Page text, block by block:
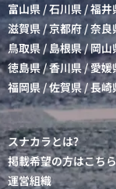
富山県 /石川県 /福井
滋賀県/京都府/奈良
鳥取県 / 島根県/岡山
徳島県/香川県/愛媛
福岡県 /佐賀県 /長崎
スナカラとは?
掲載希望の方はこちら
運営組織